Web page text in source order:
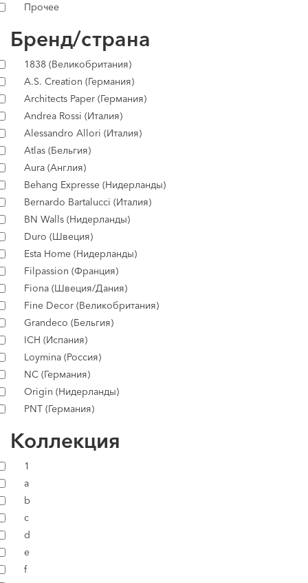
Прочее
Бренд/страна
1838 (Великобритания)
A.S. Creation (Германия)
Architects Paper (Германия)
Andrea Rossi (Италия)
Alessandro Allori (Италия)
Atlas (Бельгия)
Aura (Англия)
Behang Expresse (Нидерланды)
Bernardo Bartalucci (Италия)
BN Walls (Нидерланды)
Duro (Швеция)
Esta Home (Нидерланды)
Filpassion (Франция)
Fiona (Швеция/Дания)
Fine Decor (Великобритания)
Grandeco (Бельгия)
ICH (Испания)
Loymina (Россия)
NC (Германия)
Origin (Нидерланды)
PNT (Германия)
Коллекция
1
a
b
c
d
e
f